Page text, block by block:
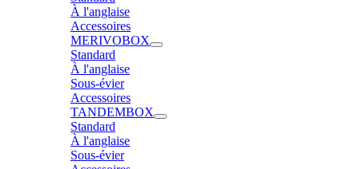
À l'anglaise
Accessoires
MERIVOBOX
Standard
À l'anglaise
Sous-évier
Accessoires
TANDEMBOX
Standard
À l'anglaise
Sous-évier